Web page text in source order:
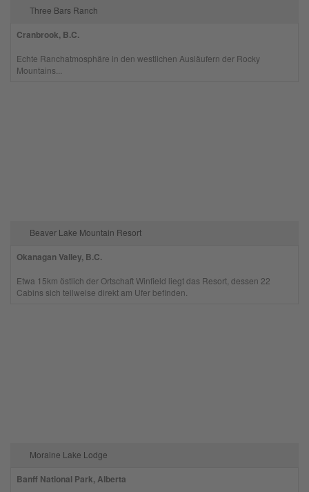
Three Bars Ranch
Cranbrook, B.C.
Echte Ranchatmosphäre in den westlichen Ausläufern der Rocky
Mountains...
Beaver Lake Mountain Resort
Okanagan Valley, B.C.
Etwa 15km östlich der Ortschaft Winfield liegt das Resort, dessen 22
Cabins sich teilweise direkt am Ufer befinden.
Moraine Lake Lodge
Banff National Park, Alberta